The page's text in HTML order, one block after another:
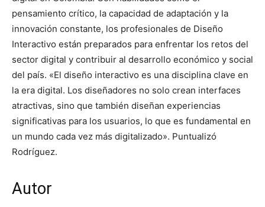
pensamiento crítico, la capacidad de adaptación y la
innovación constante, los profesionales de Diseño
Interactivo están preparados para enfrentar los retos del
sector digital y contribuir al desarrollo económico y social
del país. «El diseño interactivo es una disciplina clave en
la era digital. Los diseñadores no solo crean interfaces
atractivas, sino que también diseñan experiencias
significativas para los usuarios, lo que es fundamental en
un mundo cada vez más digitalizado». Puntualizó
Rodríguez.
Autor